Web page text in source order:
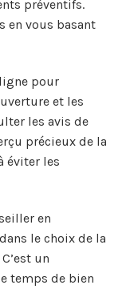
préventifs.
en vous basant
pour
et les
les avis de
précieux de la
éviter les
en
le choix de la
un
temps de bien